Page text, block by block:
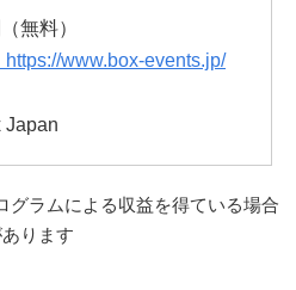
無料）
www.box-events.jp/
Japan
グラムによる収益を得ている場合
ります